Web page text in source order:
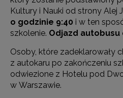
Kultury i Nauki od strony Alej
o godzinie 9:40 i w ten
szkolenie. Odjazd autobusu
Osoby, które zadeklarowały
z autokaru po zakończeniu
odwiezione z Hotelu pod
w Warszawie.